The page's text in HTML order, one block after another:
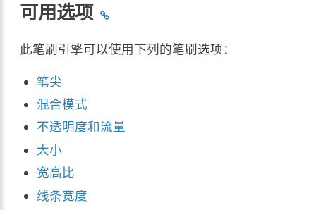
可用选项
此笔刷引擎可以使用下列的笔刷选项：
笔尖
混合模式
不透明度和流量
大小
宽高比
线条宽度